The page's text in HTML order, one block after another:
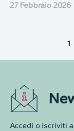
27 Febbraio 2026
1
Accedi o iscriviti